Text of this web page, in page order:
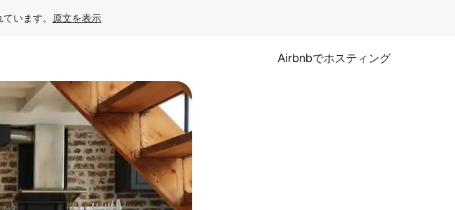
います。 原文を表示
Airbnbでホスティング